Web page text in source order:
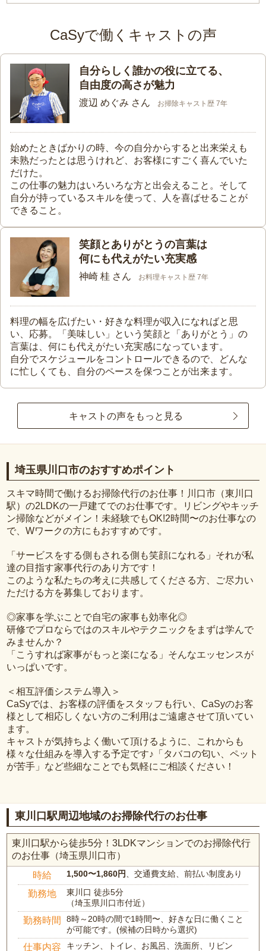
CaSyで働くキャストの声
自分らしく誰かの役に立てる、
自由度の高さが魅力
渡辺 めぐみ さん お掃除キャスト歴 7年
始めたときばかりの時、今の自分からすると出来栄えも
未熟だったとは思うけれど、お客様にすごく喜んでいた
だけた。
この仕事の魅力はいろいろな方と出会えること。そして
自分が持っているスキルを使って、人を喜ばせることが
できること。
笑顔とありがとうの言葉は
何にも代えがたい充実感
神崎 桂 さん お料理キャスト歴 7年
料理の幅を広げたい・好きな料理が収入になればと思
い、応募。「美味しい」という笑顔と「ありがとう」の
言葉は、何にも代えがたい充実感になっています。
自分でスケジュールをコントロールできるので、どんな
に忙しくても、自分のペースを保つことが出来ます。
キャストの声をもっと見る
埼玉県川口市のおすすめポイント
スキマ時間で働けるお掃除代行のお仕事！川口市（東川口
駅）の2LDKの一戸建てでのお仕事です。リビングやキッチ
ン掃除などがメイン！未経験でもOK!2時間〜のお仕事なの
で、Wワークの方にもおすすめです。
「サービスをする側もされる側も笑顔になれる」それが私
達の目指す家事代行のあり方です！
このような私たちの考えに共感してくださる方、ご尽力い
ただける方を募集しております。
◎家事を学ぶことで自宅の家事も効率化◎
研修でプロならではのスキルやテクニックをまずは学んで
みませんか？
「こうすれば家事がもっと楽になる」そんなエッセンスが
いっぱいです。
＜相互評価システム導入＞
CaSyでは、お客様の評価をスタッフも行い、CaSyのお客
様として相応しくない方のご利用はご遠慮させて頂いてい
ます。
キャストが気持ちよく働いて頂けるように、これからも
様々な仕組みを導入する予定です♪「タバコの匂い、ペット
が苦手」など些細なことでも気軽にご相談ください！
東川口駅周辺地域のお掃除代行のお仕事
東川口駅から徒歩5分！3LDKマンションでのお掃除代行
のお仕事（埼玉県川口市）
時給 1,500〜1,860円、交通費支給、前払い制度あり
勤務地
東川口 徒歩5分
（埼玉県川口市付近）
勤務時間
8時～20時の間で1時間〜、好きな日に働くこと
が可能です。(候補の日時から選択)
仕事内容 キッチン、トイレ、お風呂、洗面所、リビン